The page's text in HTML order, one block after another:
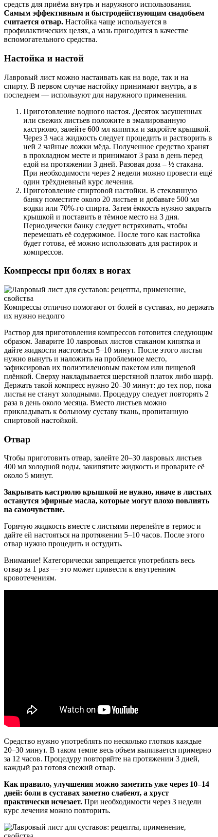
средств для приёма внутрь и наружного использования.
Самым эффективным и быстродействующим снадобьем
считается отвар. Настойка чаще используется в
профилактических целях, а мазь пригодится в качестве
вспомогательного средства.
Настойка и настой
Лавровый лист можно настаивать как на воде, так и на
спирту. В первом случае настойку принимают внутрь, а в
последнем — используют для наружного применения.
Приготовление водного настоя. Десяток засушенных
или свежих листьев положите в эмалированную
кастрюлю, залейте 600 мл кипятка и закройте крышкой.
Через 3 часа жидкость следует процедить и растворить в
ней 2 чайные ложки мёда. Полученное средство хранят
в прохладном месте и принимают 3 раза в день перед
едой на протяжении 3 дней. Разовая доза – ½ стакана.
При необходимости через 2 недели можно провести ещё
один трёхдневный курс лечения.
Приготовление спиртовой настойки. В стеклянную
банку поместите около 20 листьев и добавьте 500 мл
водки или 70%-го спирта. Затем ёмкость нужно закрыть
крышкой и поставить в тёмное место на 3 дня.
Периодически банку следует встряхивать, чтобы
перемешать её содержимое. После того как настойка
будет готова, её можно использовать для растирок и
компрессов.
Компрессы при болях в ногах
Компрессы отлично помогают от болей в суставах, но держать
их нужно недолго
Раствор для приготовления компрессов готовится следующим
образом. Заварите 10 лавровых листов стаканом кипятка и
дайте жидкости настояться 5–10 минут. После этого листья
нужно вынуть и наложить на проблемное место,
зафиксировав их полиэтиленовым пакетом или пищевой
плёнкой. Сверху накладывается шерстяной платок либо шарф.
Держать такой компресс нужно 20–30 минут: до тех пор, пока
листья не станут холодными. Процедуру следует повторять 2
раза в день около месяца. Вместо листьев можно
прикладывать к больному суставу ткань, пропитанную
спиртовой настойкой.
Отвар
Чтобы приготовить отвар, залейте 20–30 лавровых листьев
400 мл холодной воды, закипятите жидкость и проварите её
около 5 минут.
Закрывать кастрюлю крышкой не нужно, иначе в листьях
останутся эфирные масла, которые могут плохо повлиять
на самочувствие.
Горячую жидкость вместе с листьями перелейте в термос и
дайте ей настояться на протяжении 5–10 часов. После этого
отвар нужно процедить и остудить.
Внимание! Категорически запрещается употреблять весь
отвар за 1 раз — это может привести к внутренним
кровотечениям.
Средство нужно употреблять по несколько глотков каждые
20–30 минут. В таком темпе весь объем выпивается примерно
за 12 часов. Процедуру повторяйте на протяжении 3 дней,
каждый раз готовя свежий отвар.
Как правило, улучшения можно заметить уже через 10–14
дней: боли в суставах заметно слабеют, а хруст
практически исчезает. При необходимости через 3 недели
курс лечения можно повторить.